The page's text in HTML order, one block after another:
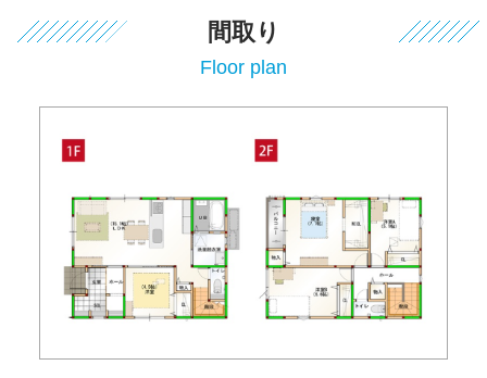
間取り
Floor plan